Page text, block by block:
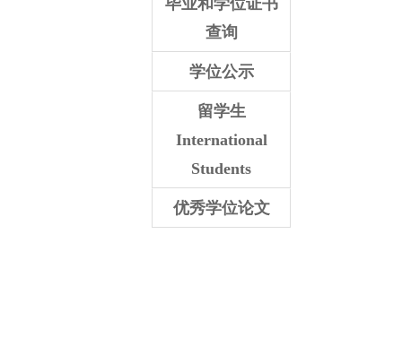
毕业和学位证书
查询
学位公示
留学生
International
Students
优秀学位论文